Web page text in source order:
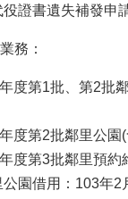
役證書遺失補發申
務：
度第1批、第2批
度第2批鄰里公園
度第3批鄰里預
公園借用：103年2